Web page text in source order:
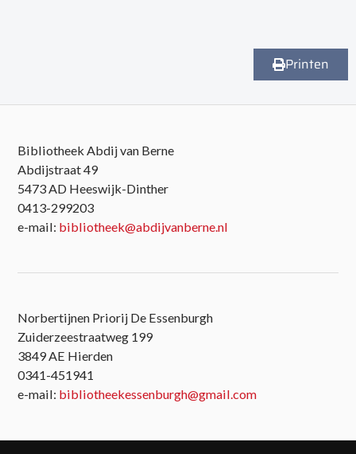
Printen
Bibliotheek Abdij van Berne
Abdijstraat 49
5473 AD Heeswijk-Dinther
0413-299203
e-mail: bibliotheek@abdijvanberne.nl
Norbertijnen Priorij De Essenburgh
Zuiderzeestraatweg 199
3849 AE Hierden
0341-451941
e-mail: bibliotheekessenburgh@gmail.com